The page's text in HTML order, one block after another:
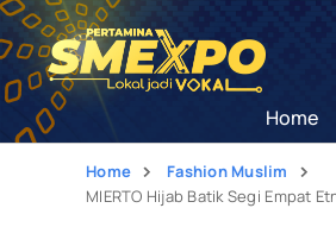
Home
Home
Fashion Muslim
MIERTO Hijab Batik Segi Empat